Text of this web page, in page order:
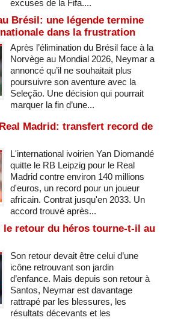
excuses de la Fifa....
Brésil: une légende termine
dans la frustration
Après l’élimination du Brésil face à la
Norvège au Mondial 2026, Neymar a
annoncé qu’il ne souhaitait plus
poursuivre son aventure avec la
Seleção. Une décision qui pourrait
marquer la fin d’une...
Madrid: transfert record de
L'international ivoirien Yan Diomandé
quitte le RB Leipzig pour le Real
Madrid contre environ 140 millions
d'euros, un record pour un joueur
africain. Contrat jusqu'en 2033. Un
accord trouvé après...
le retour du héros tourne-t-il au
Son retour devait être celui d’une
icône retrouvant son jardin
d’enfance. Mais depuis son retour à
Santos, Neymar est davantage
rattrapé par les blessures, les
résultats décevants et les